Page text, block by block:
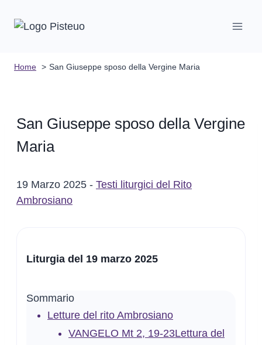
Home San Giuseppe sposo della Vergine Maria
San Giuseppe sposo della Vergine
Maria
19 Marzo 2025 - Testi liturgici del Rito
Ambrosiano
Liturgia del 19 marzo 2025
Sommario
Letture del rito Ambrosiano
VANGELO Mt 2, 19-23Lettura del